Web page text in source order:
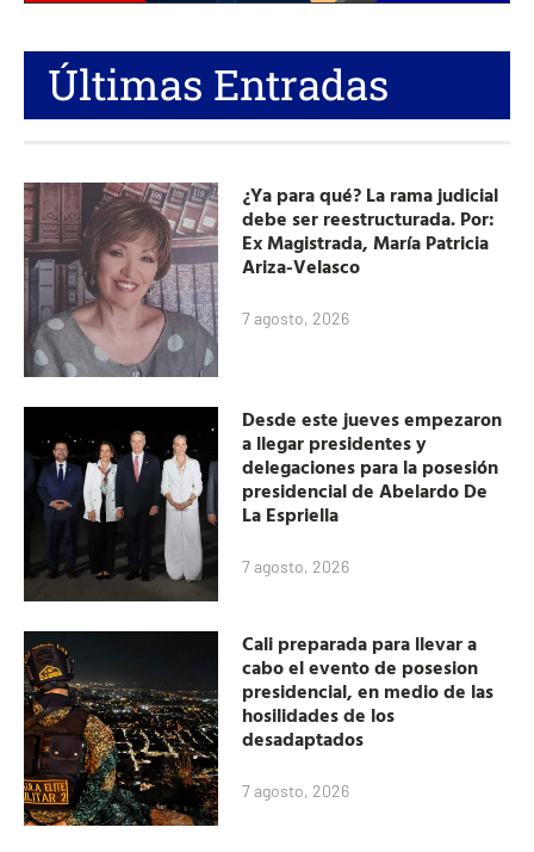
Últimas Entradas
¿Ya para qué? La rama judicial
debe ser reestructurada. Por:
Ex Magistrada, María Patricia
Ariza-Velasco
7 agosto, 2026
Desde este jueves empezaron
a llegar presidentes y
delegaciones para la posesión
presidencial de Abelardo De
La Espriella
7 agosto, 2026
Cali preparada para llevar a
cabo el evento de posesion
presidencial, en medio de las
hosilidades de los
desadaptados
7 agosto, 2026